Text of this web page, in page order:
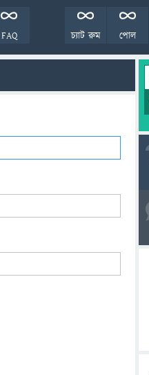
FAQ পোল
চ্যাট রুম